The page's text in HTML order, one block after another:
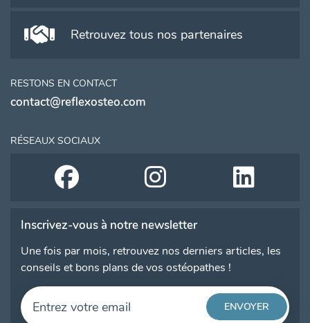
Retrouvez tous nos partenaires
RESTONS EN CONTACT
contact@reflexosteo.com
RÉSEAUX SOCIAUX
Inscrivez-vous à notre newsletter
Une fois par mois, retrouvez nos derniers articles, les
conseils et bons plans de vos ostéopathes !